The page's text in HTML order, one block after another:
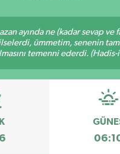
ayında ne (kadar sevap ve
ümmetim, senenin
temenni ederdi. (Hadis-